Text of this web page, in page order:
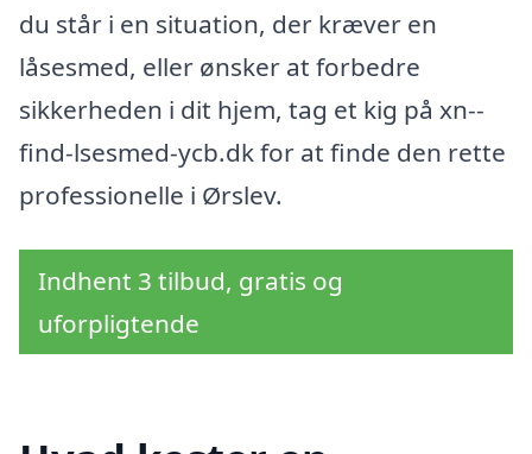
du står i en situation, der kræver en
låsesmed, eller ønsker at forbedre
sikkerheden i dit hjem, tag et kig på xn--
find-lsesmed-ycb.dk for at finde den rette
professionelle i Ørslev.
Indhent 3 tilbud, gratis og
uforpligtende